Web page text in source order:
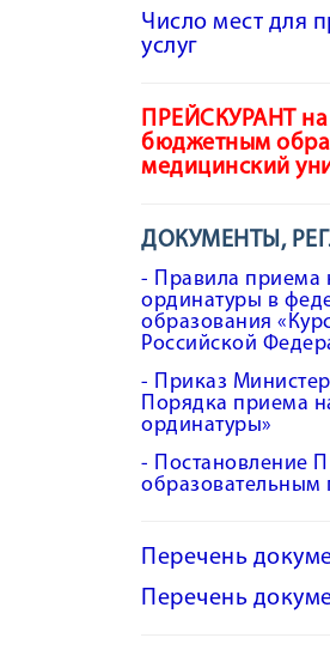
Число мест для
услуг
ПРЕЙСКУРАНТ на
бюджетным
медицинский
ДОКУМЕНТЫ,
- Правила приема
ординатуры в
образования
Российской
- Приказ
Порядка приема
ординатуры»
- Постановление
образовательным
Перечень
Перечень